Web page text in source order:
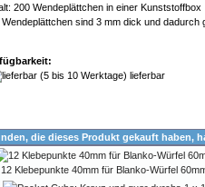
200 Wendeplättchen in einer Kunststoffbox
Wendeplättchen sind 3 mm dick und dadurch
lieferbar
die dieses Produkt gekauft haben,
12 Klebepunkte 40mm für Blanko-Würfel